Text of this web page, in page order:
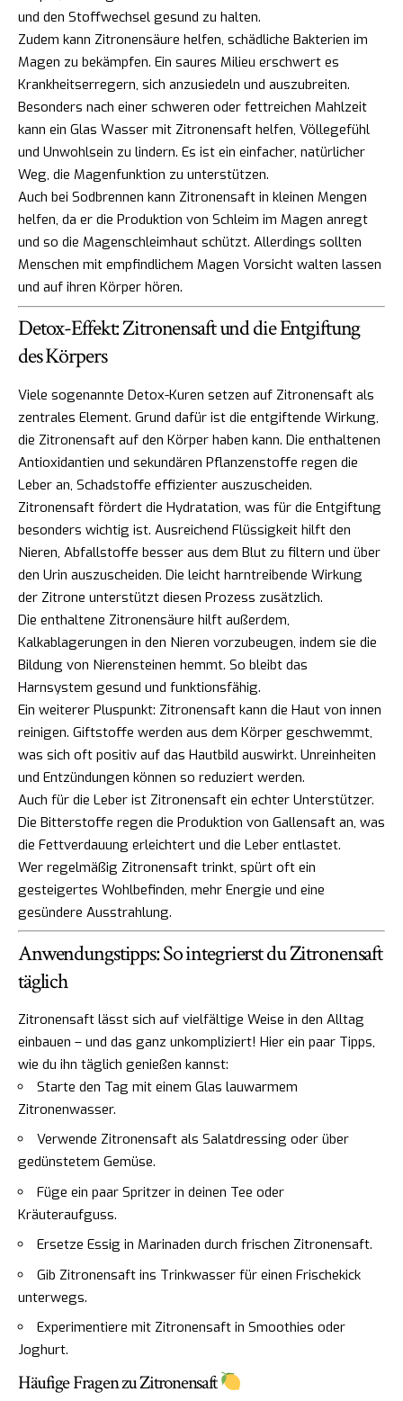
und den Stoffwechsel gesund zu halten.
Zudem kann Zitronensäure helfen, schädliche Bakterien im
Magen zu bekämpfen. Ein saures Milieu erschwert es
Krankheitserregern, sich anzusiedeln und auszubreiten.
Besonders nach einer schweren oder fettreichen Mahlzeit
kann ein Glas Wasser mit Zitronensaft helfen, Völlegefühl
und Unwohlsein zu lindern. Es ist ein einfacher, natürlicher
Weg, die Magenfunktion zu unterstützen.
Auch bei Sodbrennen kann Zitronensaft in kleinen Mengen
helfen, da er die Produktion von Schleim im Magen anregt
und so die Magenschleimhaut schützt. Allerdings sollten
Menschen mit empfindlichem Magen Vorsicht walten lassen
und auf ihren Körper hören.
Detox-Effekt: Zitronensaft und die Entgiftung
des Körpers
Viele sogenannte Detox-Kuren setzen auf Zitronensaft als
zentrales Element. Grund dafür ist die entgiftende Wirkung,
die Zitronensaft auf den Körper haben kann. Die enthaltenen
Antioxidantien und sekundären Pflanzenstoffe regen die
Leber an, Schadstoffe effizienter auszuscheiden.
Zitronensaft fördert die Hydratation, was für die Entgiftung
besonders wichtig ist. Ausreichend Flüssigkeit hilft den
Nieren, Abfallstoffe besser aus dem Blut zu filtern und über
den Urin auszuscheiden. Die leicht harntreibende Wirkung
der Zitrone unterstützt diesen Prozess zusätzlich.
Die enthaltene Zitronensäure hilft außerdem,
Kalkablagerungen in den Nieren vorzubeugen, indem sie die
Bildung von Nierensteinen hemmt. So bleibt das
Harnsystem gesund und funktionsfähig.
Ein weiterer Pluspunkt: Zitronensaft kann die Haut von innen
reinigen. Giftstoffe werden aus dem Körper geschwemmt,
was sich oft positiv auf das Hautbild auswirkt. Unreinheiten
und Entzündungen können so reduziert werden.
Auch für die Leber ist Zitronensaft ein echter Unterstützer.
Die Bitterstoffe regen die Produktion von Gallensaft an, was
die Fettverdauung erleichtert und die Leber entlastet.
Wer regelmäßig Zitronensaft trinkt, spürt oft ein
gesteigertes Wohlbefinden, mehr Energie und eine
gesündere Ausstrahlung.
Anwendungstipps: So integrierst du Zitronensaft
täglich
Zitronensaft lässt sich auf vielfältige Weise in den Alltag
einbauen – und das ganz unkompliziert! Hier ein paar Tipps,
wie du ihn täglich genießen kannst:
Starte den Tag mit einem Glas lauwarmem
Zitronenwasser.
Verwende Zitronensaft als Salatdressing oder über
gedünstetem Gemüse.
Füge ein paar Spritzer in deinen Tee oder
Kräuteraufguss.
Ersetze Essig in Marinaden durch frischen Zitronensaft.
Gib Zitronensaft ins Trinkwasser für einen Frischekick
unterwegs.
Experimentiere mit Zitronensaft in Smoothies oder
Joghurt.
Häufige Fragen zu Zitronensaft